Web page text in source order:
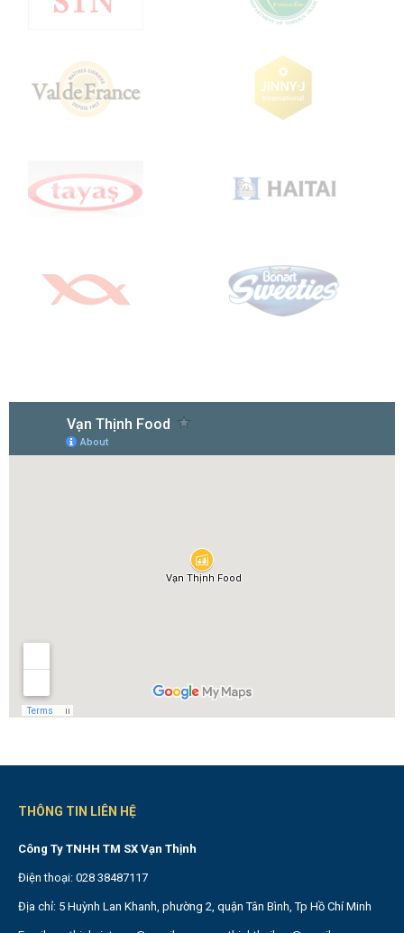
THÔNG TIN LIÊN HỆ
Công Ty TNHH TM SX Vạn Thịnh
Điện thoại: 028 38487117
Địa chỉ: 5 Huỳnh Lan Khanh, phường 2, quận Tân Bình, Tp Hồ Chí Minh